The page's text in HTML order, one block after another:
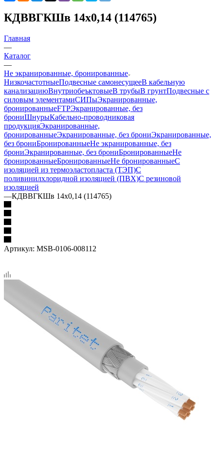
КДВВГКШв 14х0,14 (114765)
Главная
—
Каталог
—
Не экранированные, бронированные
НизкочастотныеПодвесные самонесущееВ кабельную
канализациюВнутриобеъктовыеВ трубыВ грунтПодвесные с
силовым элементамиСИПыЭкранированные,
бронированныеFTPЭкранированные, без
брониШнурыКабельно-проводниковая
продукцияЭкранированные,
бронированныеЭкранированные, без брониЭкранированные,
без брониБронированныеНе экранированные, без
брониЭкранированные, без брониБронированныеНе
бронированныеБронированныеНе бронированныеС
изоляцией из термоэластопласта (ТЭП)С
поливинилхлоридной изоляцией (ПВХ)С резиновой
изоляцией
—КДВВГКШв 14х0,14 (114765)
Артикул: MSB-0106-008112